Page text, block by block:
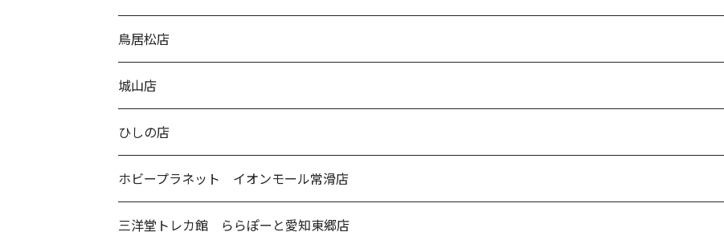
鳥居松店
城山店
ひしの店
ホビープラネット イオンモール常滑店
三洋堂トレカ館 ららぽーと愛知東郷店